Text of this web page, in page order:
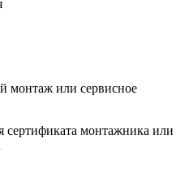
монтаж или сервисное
сертификата монтажника или